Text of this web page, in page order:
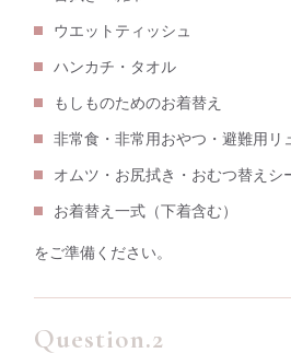
ウエットティッシュ
ハンカチ・タオル
もしものためのお着替え
非常食・非常用おやつ・避難用リ
オムツ・お尻拭き・おむつ替えシ
お着替え一式（下着含む）
をご準備ください。